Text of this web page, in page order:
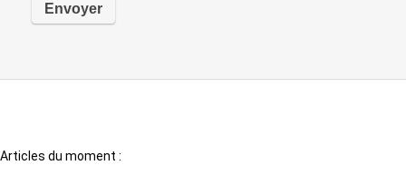
Articles du moment :